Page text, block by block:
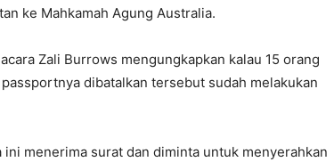
ke Mahkamah Agung Australia.
Zali Burrows mengungkapkan kalau 15 orang
dibatalkan tersebut sudah melakukan
menerima surat dan diminta untuk menyerahkan